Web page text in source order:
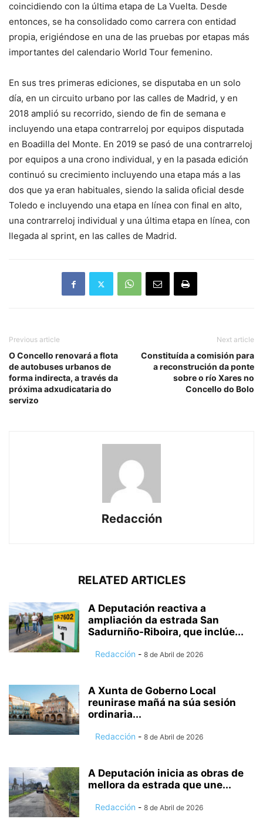
coincidiendo con la última etapa de La Vuelta. Desde
entonces, se ha consolidado como carrera con entidad
propia, erigiéndose en una de las pruebas por etapas más
importantes del calendario World Tour femenino.
En sus tres primeras ediciones, se disputaba en un solo
día, en un circuito urbano por las calles de Madrid, y en
2018 amplió su recorrido, siendo de fin de semana e
incluyendo una etapa contrarreloj por equipos disputada
en Boadilla del Monte. En 2019 se pasó de una contrarreloj
por equipos a una crono individual, y en la pasada edición
continuó su crecimiento incluyendo una etapa más a las
dos que ya eran habituales, siendo la salida oficial desde
Toledo e incluyendo una etapa en línea con final en alto,
una contrarreloj individual y una última etapa en línea, con
llegada al sprint, en las calles de Madrid.
Previous article
O Concello renovará a flota
de autobuses urbanos de
forma indirecta, a través da
próxima adxudicataria do
servizo
Next article
Constituída a comisión para
a reconstrución da ponte
sobre o río Xares no
Concello do Bolo
Redacción
RELATED ARTICLES
A Deputación reactiva a
ampliación da estrada San
Sadurniño-Riboira, que inclúe...
Redacción - 8 de Abril de 2026
A Xunta de Goberno Local
reunirase mañá na súa sesión
ordinaria...
Redacción - 8 de Abril de 2026
A Deputación inicia as obras de
mellora da estrada que une...
Redacción - 8 de Abril de 2026